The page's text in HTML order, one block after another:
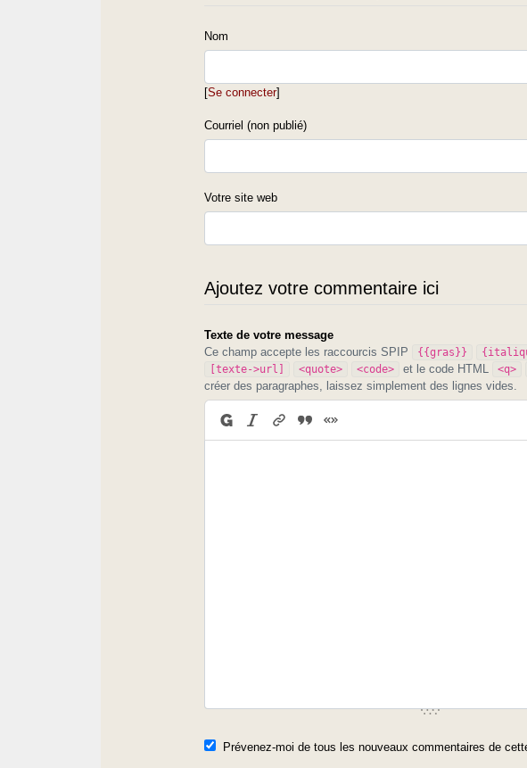
Nom
[Se connecter]
Courriel (non publié)
Votre site web
Ajoutez votre commentaire ici
Texte de votre message
Ce champ accepte les raccourcis SPIP
{{gras}}
[texte->url]
<quote> <code> et le code HTML <q>
créer des paragraphes, laissez simplement des lignes vides.
Prévenez-moi de tous les nouveaux commentaires de